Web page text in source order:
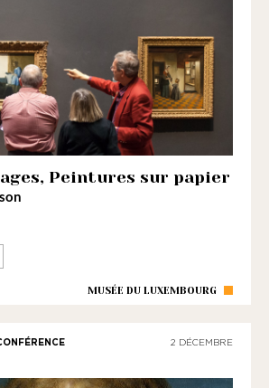
Peintures sur papier
MUSÉE DU LUXEMBOURG
2 DÉCEMBRE